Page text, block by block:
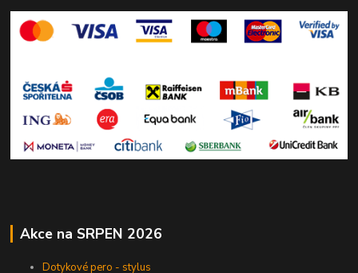
Akce na SRPEN 2026
Dotykové pero - stylus